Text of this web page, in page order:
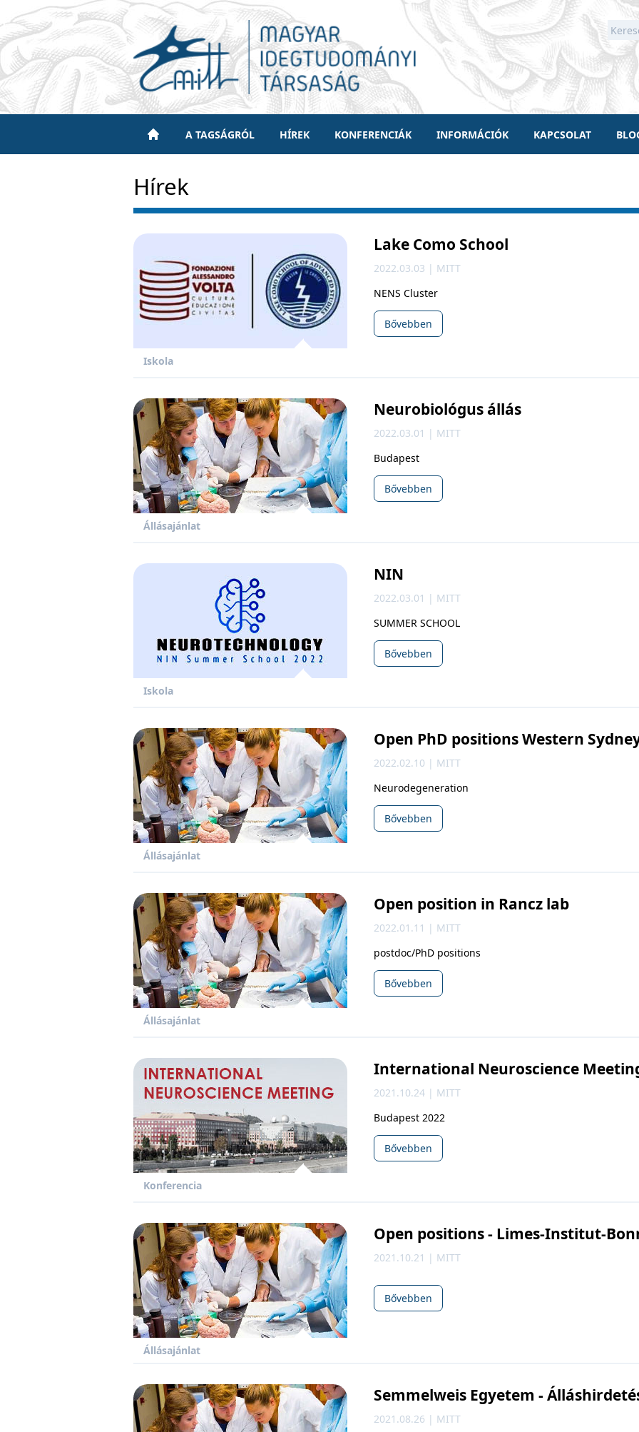
A TAGSÁGRÓL HÍREK KONFERENCIÁK INFORMÁCIÓK KAPCSOLAT
Hírek
Iskola
Lake Como School
2022.03.03 | MITT
NENS Cluster
Bővebben
Állásajánlat
Neurobiológus állás
2022.03.01 | MITT
Budapest
Bővebben
Iskola
NIN
2022.03.01 | MITT
SUMMER SCHOOL
Bővebben
Állásajánlat
Open PhD positions Western
2022.02.10 | MITT
Neurodegeneration
Bővebben
Állásajánlat
Open position in Rancz lab
2022.01.11 | MITT
postdoc/PhD positions
Bővebben
Konferencia
International Neuroscience
2021.10.24 | MITT
Budapest 2022
Bővebben
Állásajánlat
Open positions - Limes-Institut-
2021.10.21 | MITT
Bővebben
Semmelweis Egyetem -
2021.08.26 | MITT